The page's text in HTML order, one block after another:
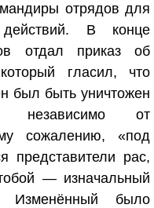
отрядов для
действий. В конце
отдал приказ об
гласил, что
был быть уничтожен
независимо от
сожалению, «под
представители рас,
— изначальный
Изменённый было